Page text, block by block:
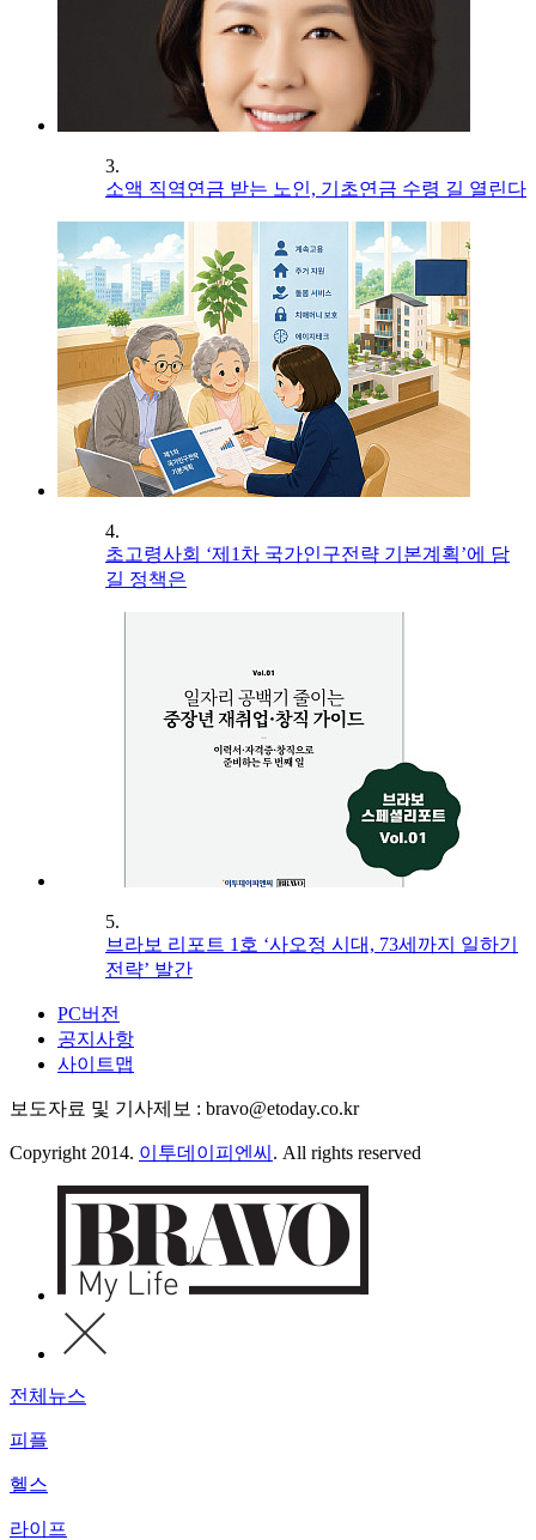
3.
소액 직역연금 받는 노인, 기초연금 수령 길 열린다
4.
초고령사회 ‘제1차 국가인구전략 기본계획’에 담
길 정책은
5.
브라보 리포트 1호 ‘사오정 시대, 73세까지 일하기
전략’ 발간
PC버전
공지사항
사이트맵
보도자료 및 기사제보 : bravo@etoday.co.kr
Copyright 2014. 이투데이피엔씨 . All rights reserved
전체뉴스
피플
헬스
라이프